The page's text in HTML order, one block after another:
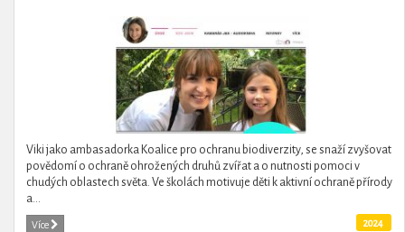
Viki jako ambasadorka Koalice pro ochranu biodiverzity, se snaží zvyšovat
povědomí o ochraně ohrožených druhů zvířat a o nutnosti pomoci v
chudých oblastech světa. Ve školách motivuje děti k aktivní ochraně přírody
a...
Více 2024